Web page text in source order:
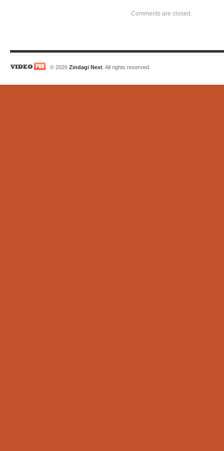
Comments are closed.
© 2026 Zindagi Next . All rights reserved.